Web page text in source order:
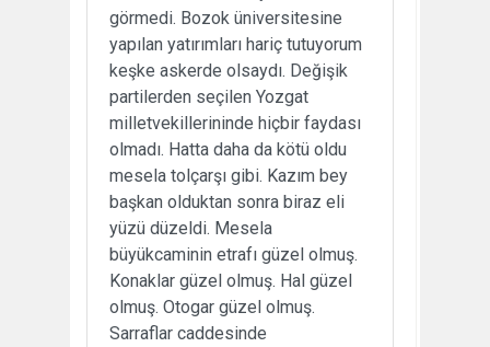
görmedi. Bozok üniversitesine
yapılan yatırımları hariç tutuyorum
keşke askerde olsaydı. Değişik
partilerden seçilen Yozgat
milletvekillerininde hiçbir faydası
olmadı. Hatta daha da kötü oldu
mesela tolçarşı gibi. Kazım bey
başkan olduktan sonra biraz eli
yüzü düzeldi. Mesela
büyükcaminin etrafı güzel olmuş.
Konaklar güzel olmuş. Hal güzel
olmuş. Otogar güzel olmuş.
Sarraflar caddesinde